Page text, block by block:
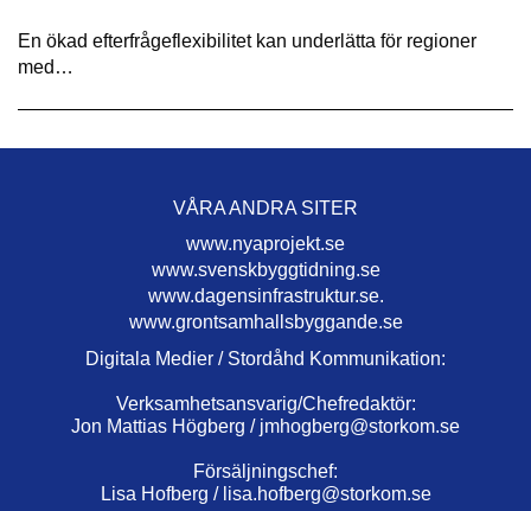
En ökad efterfrågeflexibilitet kan underlätta för regioner
med…
VÅRA ANDRA SITER
www.nyaprojekt.se
www.svenskbyggtidning.se
www.dagensinfrastruktur.se.
www.grontsamhallsbyggande.se
Digitala Medier / Stordåhd Kommunikation:
Verksamhetsansvarig/Chefredaktör:
Jon Mattias Högberg / jmhogberg@storkom.se
Försäljningschef:
Lisa Hofberg / lisa.hofberg@storkom.se